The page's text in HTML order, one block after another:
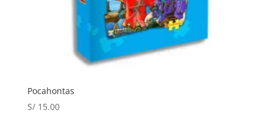
Pocahontas
S/15.00